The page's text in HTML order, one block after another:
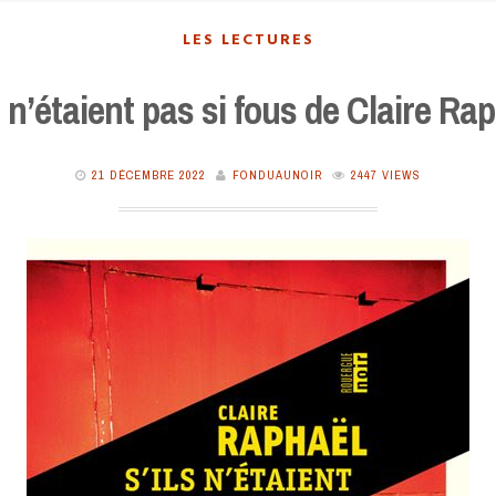
LES LECTURES
n’étaient pas si fous de Claire
21 DÉCEMBRE 2022 FONDUAUNOIR 2447 VIEWS